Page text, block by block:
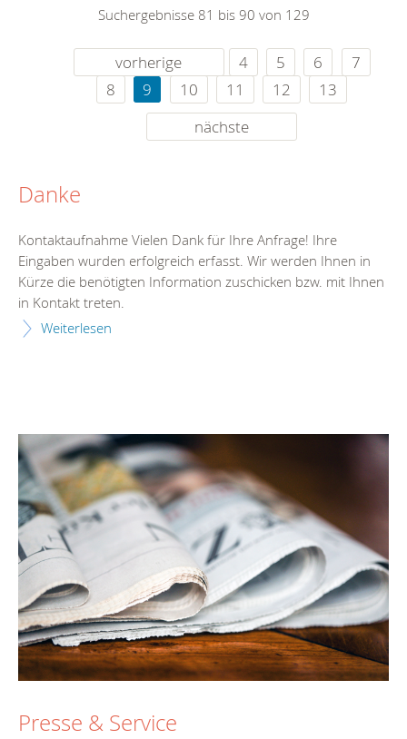
Suchergebnisse 81 bis 90 von 129
vorherige 4 5 6
7
8
9 10 11 12
13
nächste
Danke
Kontaktaufnahme Vielen Dank für Ihre Anfrage! Ihre
Eingaben wurden erfolgreich erfasst. Wir werden Ihnen in
Kürze die benötigten Information zuschicken bzw. mit Ihnen
in Kontakt treten.
Weiterlesen
Presse & Service